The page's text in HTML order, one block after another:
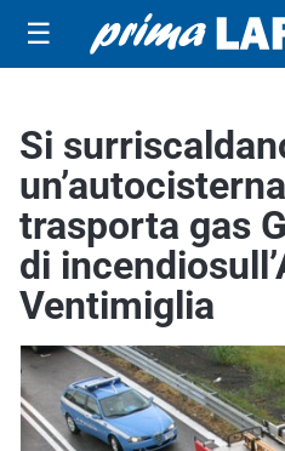
☰
Si
trasporta gas
di
Ventimiglia